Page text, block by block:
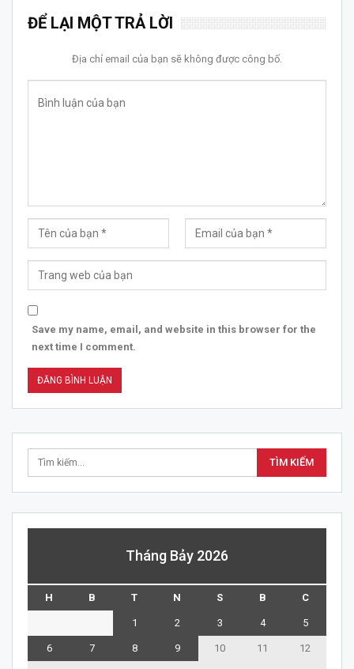
ĐỂ LẠI MỘT TRẢ LỜI
Địa chỉ email của bạn sẽ không được công bố.
Save my name, email, and website in this browser for the
next time I comment.
Tháng Bảy 2026
H B T N S B C
1 2 3 4 5
6 7 8 9 10 11 12